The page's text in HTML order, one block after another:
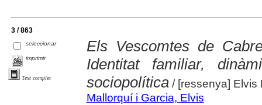
3 / 863
seleccionar
imprimir
Text complet
Els Vescomtes de
Identitat familiar,
sociopolítica/ [ressenya] Elvis
Mallorquí i Garcia, Elvis